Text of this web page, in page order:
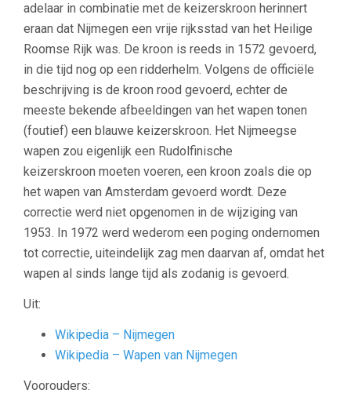
adelaar in combinatie met de keizerskroon herinnert
eraan dat Nijmegen een vrije rijksstad van het Heilige
Roomse Rijk was. De kroon is reeds in 1572 gevoerd,
in die tijd nog op een ridderhelm. Volgens de officiële
beschrijving is de kroon rood gevoerd, echter de
meeste bekende afbeeldingen van het wapen tonen
(foutief) een blauwe keizerskroon. Het Nijmeegse
wapen zou eigenlijk een Rudolfinische
keizerskroon moeten voeren, een kroon zoals die op
het wapen van Amsterdam gevoerd wordt. Deze
correctie werd niet opgenomen in de wijziging van
1953. In 1972 werd wederom een poging ondernomen
tot correctie, uiteindelijk zag men daarvan af, omdat het
wapen al sinds lange tijd als zodanig is gevoerd.
Uit:
Wikipedia – Nijmegen
Wikipedia – Wapen van Nijmegen
Voorouders: